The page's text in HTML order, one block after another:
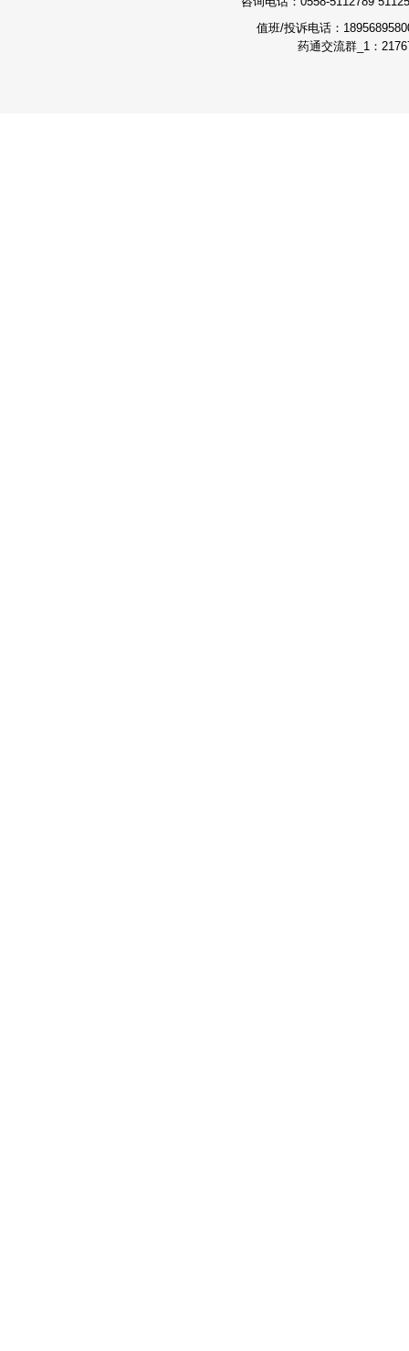
值班/投诉电话：
药通交流群_1：